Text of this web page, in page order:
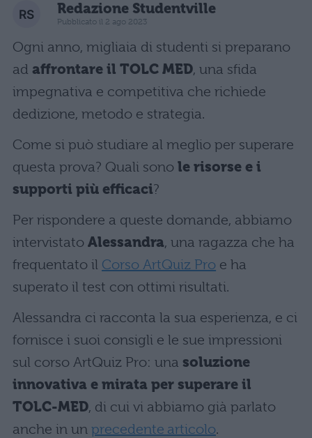
Redazione Studentville
Pubblicato il 2 ago 2023
Ogni anno, migliaia di studenti si preparano
ad affrontare il TOLC MED, una sfida
impegnativa e competitiva che richiede
dedizione, metodo e strategia.
Come si può studiare al meglio per superare
questa prova? Quali sono le risorse e i
supporti più efficaci?
Per rispondere a queste domande, abbiamo
intervistato Alessandra, una ragazza che ha
frequentato il Corso ArtQuiz Pro e ha
superato il test con ottimi risultati.
Alessandra ci racconta la sua esperienza, e ci
fornisce i suoi consigli e le sue impressioni
sul corso ArtQuiz Pro: una soluzione
innovativa e mirata per superare il
TOLC-MED, di cui vi abbiamo già parlato
anche in un precedente articolo.